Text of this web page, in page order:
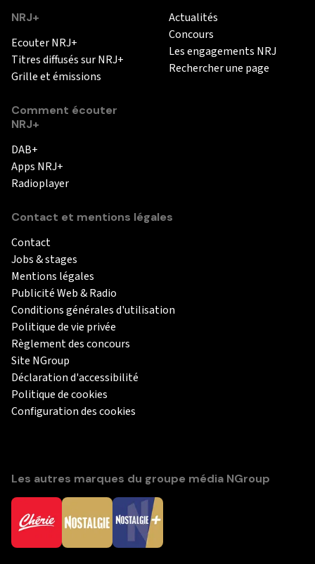
NRJ+
Ecouter NRJ+
Titres diffusés sur NRJ+
Grille et émissions
Comment écouter
NRJ+
DAB+
Apps NRJ+
Radioplayer
Actualités
Concours
Les engagements NRJ
Rechercher une page
Contact et mentions légales
Contact
Jobs & stages
Mentions légales
Publicité Web & Radio
Conditions générales d'utilisation
Politique de vie privée
Règlement des concours
Site NGroup
Déclaration d'accessibilité
Politique de cookies
Configuration des cookies
Les autres marques du groupe média NGroup